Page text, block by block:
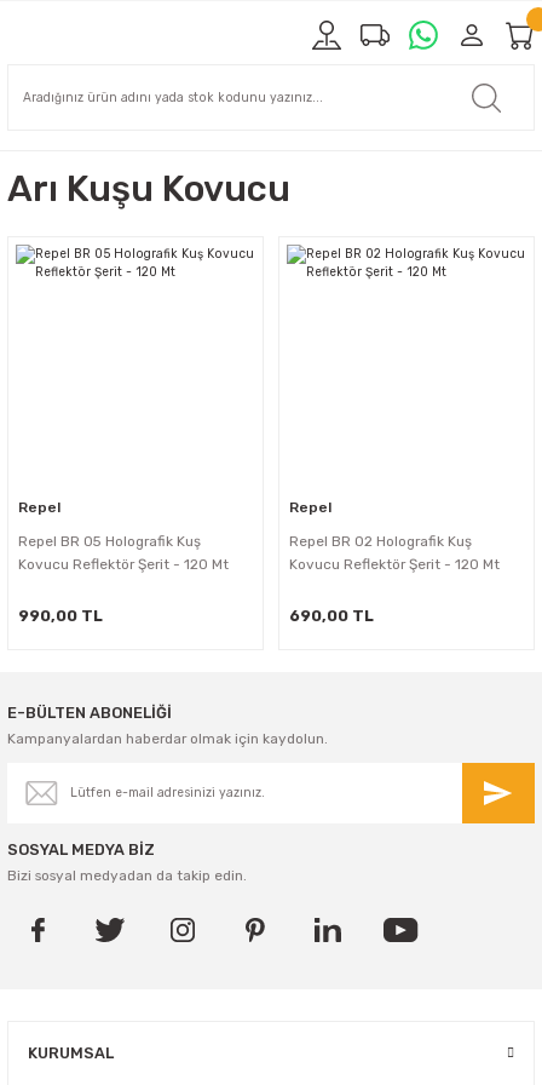
Arı Kuşu Kovucu
Repel
Repel BR 05 Holografik Kuş
Kovucu Reflektör Şerit - 120 Mt
990,00 TL
Repel
Repel BR 02 Holografik Kuş
Kovucu Reflektör Şerit - 120 Mt
690,00 TL
E-BÜLTEN ABONELİĞİ
Kampanyalardan haberdar olmak için kaydolun.
SOSYAL MEDYA BİZ
Bizi sosyal medyadan da takip edin.
KURUMSAL